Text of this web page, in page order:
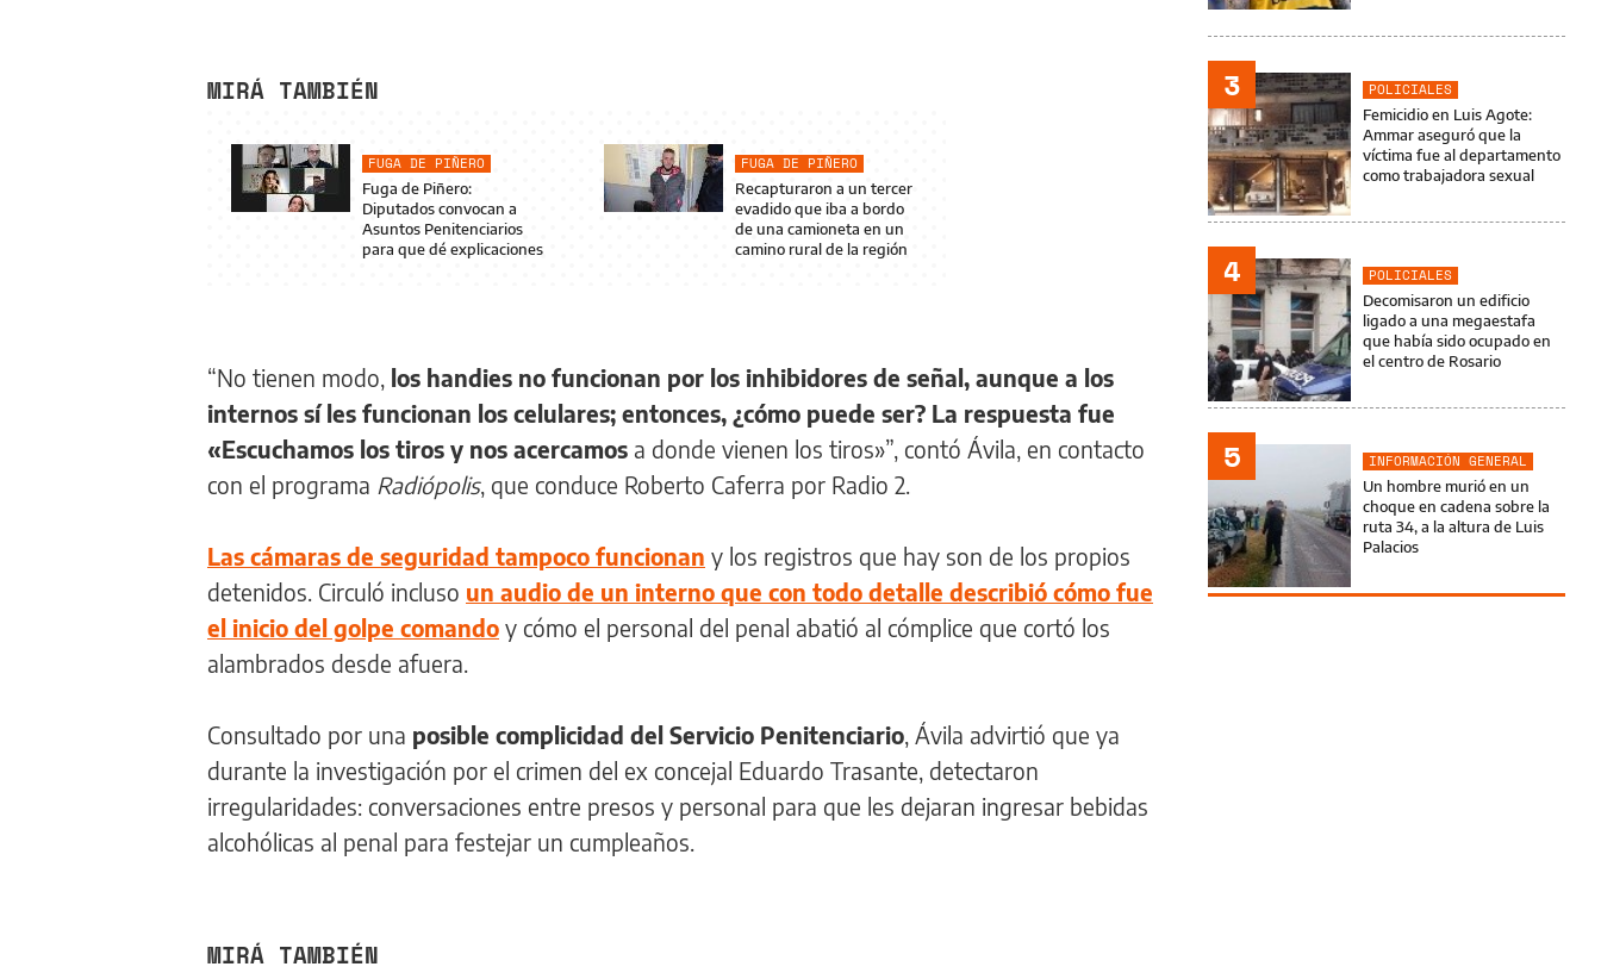
MIRÁ TAMBIÉN
FUGA DE PIÑERO
Fuga de Piñero:
Diputados convocan a
Asuntos Penitenciarios
para que dé explicaciones
FUGA DE PIÑERO
Recapturaron a un tercer
evadido que iba a bordo
de una camioneta en un
camino rural de la región
“No tienen modo, los handies no funcionan por los inhibidores de señal, aunque a los
internos sí les funcionan los celulares; entonces, ¿cómo puede ser? La respuesta fue
«Escuchamos los tiros y nos acercamos a donde vienen los tiros»”, contó Ávila, en contacto
con el programa Radiópolis, que conduce Roberto Caferra por Radio 2.
Las cámaras de seguridad tampoco funcionan y los registros que hay son de los propios
detenidos. Circuló incluso un audio de un interno que con todo detalle describió cómo fue
el inicio del golpe comando y cómo el personal del penal abatió al cómplice que cortó los
alambrados desde afuera.
Consultado por una posible complicidad del Servicio Penitenciario , Ávila advirtió que ya
durante la investigación por el crimen del ex concejal Eduardo Trasante, detectaron
irregularidades: conversaciones entre presos y personal para que les dejaran ingresar bebidas
alcohólicas al penal para festejar un cumpleaños.
MIRÁ TAMBIÉN
3
POLICIALES
Femicidio en Luis Agote:
Ammar aseguró que la
víctima fue al departamento
como trabajadora sexual
4
POLICIALES
Decomisaron un edificio
ligado a una megaestafa
que había sido ocupado en
el centro de Rosario
5
INFORMACIÓN GENERAL
Un hombre murió en un
choque en cadena sobre la
ruta 34, a la altura de Luis
Palacios